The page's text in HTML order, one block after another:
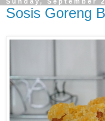
Sosis Goreng